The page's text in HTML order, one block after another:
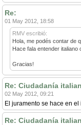
Re:
01 May 2012, 18:58
RMV escribió:
Hola, me podés contar de
Hace fala entender italiano
Gracias!
Re: Ciudadanía
02 May 2012, 09:21
El juramento se hace en
Re: Ciudadanía